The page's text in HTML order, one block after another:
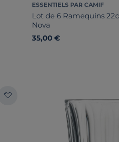
ESSENTIELS PAR CAMIF
Lot de 6 Ramequins
Nova
35,00 €